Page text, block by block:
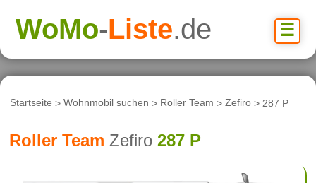
☰
WoMo-Liste.de
Startseite >Wohnmobil suchen > Roller Team >Zefiro > 287 P
Roller Team Zefiro 287 P